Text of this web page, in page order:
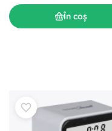
În coș